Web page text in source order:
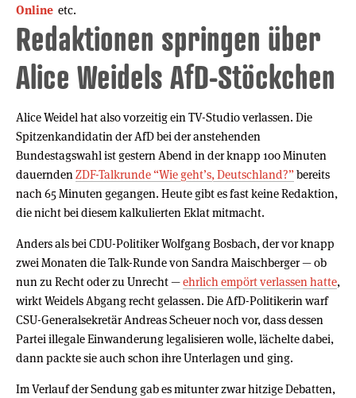
Online etc.
Redaktionen springen über
Alice Weidels AfD-Stöckchen
Alice Weidel hat also vorzeitig ein TV-Studio verlassen. Die
Spitzenkandidatin der AfD bei der anstehenden
Bundestagswahl ist gestern Abend in der knapp 100 Minuten
dauerndenZDF-Talkrunde “Wie geht’s, Deutschland?”bereits
nach 65 Minuten gegangen. Heute gibt es fast keine Redaktion,
die nicht bei diesem kalkulierten Eklat mitmacht.
Anders als bei CDU-Politiker Wolfgang Bosbach, der vor knapp
zwei Monaten die Talk-Runde von Sandra Maischberger — ob
nun zu Recht oder zu Unrecht —ehrlich empört verlassen hatte,
wirkt Weidels Abgang recht gelassen. Die AfD-Politikerin warf
CSU-Generalsekretär Andreas Scheuer noch vor, dass dessen
Partei illegale Einwanderung legalisieren wolle, lächelte dabei,
dann packte sie auch schon ihre Unterlagen und ging.
Im Verlauf der Sendung gab es mitunter zwar hitzige Debatten,